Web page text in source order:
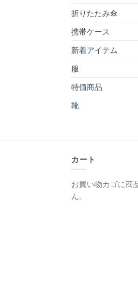
折りたたみ傘
携帯ケース
新着アイテム
服
特価商品
靴
カート
お買い物カゴに商
ん。